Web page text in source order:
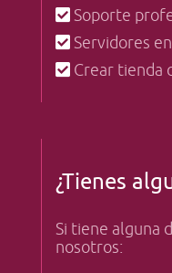
Soporte
Servidores
Crear tienda
¿Tienes
Si tiene alguna
nosotros: